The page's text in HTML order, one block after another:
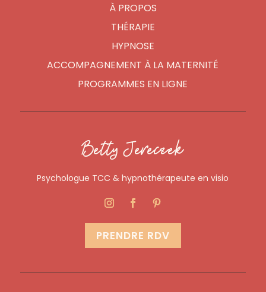
À PROPOS
THÉRAPIE
HYPNOSE
ACCOMPAGNEMENT À LA MATERNITÉ
PROGRAMMES EN LIGNE
Betty Jereczek
Psychologue TCC & hypnothérapeute en visio
PRENDRE RDV